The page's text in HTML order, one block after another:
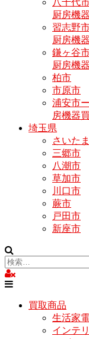
八千代
厨房機
習志野
厨房機
鎌ヶ谷
厨房機
柏市
市原市
浦安市
房機器
埼玉県
さいた
三郷市
八潮市
草加市
川口市
蕨市
戸田市
新座市
買取商品
生活家
インテ